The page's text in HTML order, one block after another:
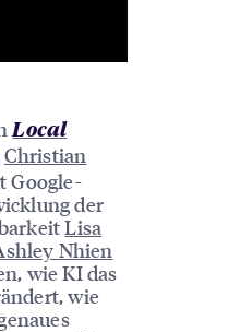
Local
Christian
Google-
der
Lisa
Nhien
wie KI das
wie